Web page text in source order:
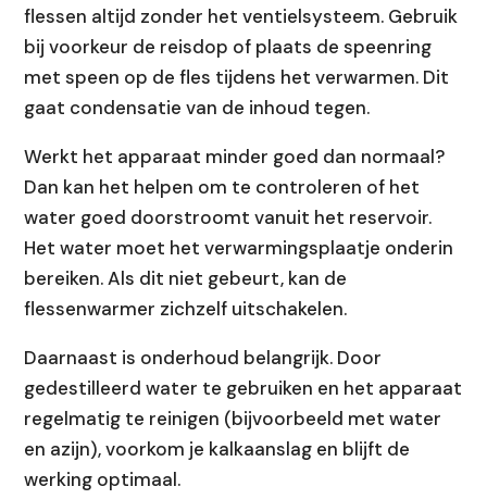
flessen altijd zonder het ventielsysteem. Gebruik
bij voorkeur de reisdop of plaats de speenring
met speen op de fles tijdens het verwarmen. Dit
gaat condensatie van de inhoud tegen.
Werkt het apparaat minder goed dan normaal?
Dan kan het helpen om te controleren of het
water goed doorstroomt vanuit het reservoir.
Het water moet het verwarmingsplaatje onderin
bereiken. Als dit niet gebeurt, kan de
flessenwarmer zichzelf uitschakelen.
Daarnaast is onderhoud belangrijk. Door
gedestilleerd water te gebruiken en het apparaat
regelmatig te reinigen (bijvoorbeeld met water
en azijn), voorkom je kalkaanslag en blijft de
werking optimaal.